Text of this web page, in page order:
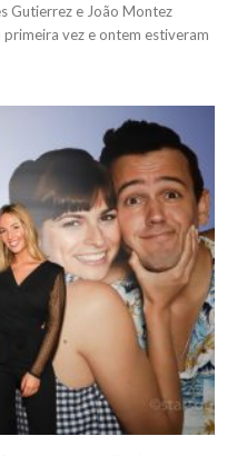
Gutierrez e João Montez
vez e ontem estiveram